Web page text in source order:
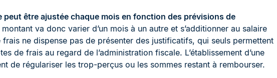
peut être ajustée chaque mois en fonction des prévisions de
va donc varier d’un mois à un autre et s’additionner au salaire
frais ne dispense pas de présenter des justificatifs, qui seuls permettent
de frais au regard de l’administration fiscale. L’établissement d’une
de régulariser les trop-perçus ou les sommes restant à rembourser.